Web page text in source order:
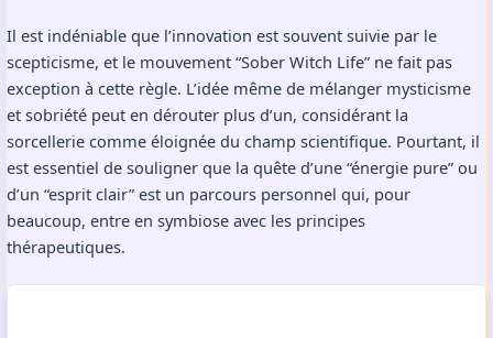
Il est indéniable que l’innovation est souvent suivie par le
scepticisme, et le mouvement “Sober Witch Life” ne fait pas
exception à cette règle. L’idée même de mélanger mysticisme
et sobriété peut en dérouter plus d’un, considérant la
sorcellerie comme éloignée du champ scientifique. Pourtant, il
est essentiel de souligner que la quête d’une “énergie pure” ou
d’un “esprit clair” est un parcours personnel qui, pour
beaucoup, entre en symbiose avec les principes
thérapeutiques.